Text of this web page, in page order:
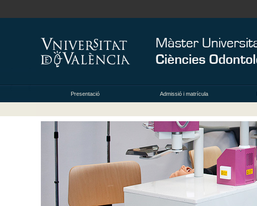
Presentació Admissió i matrícula